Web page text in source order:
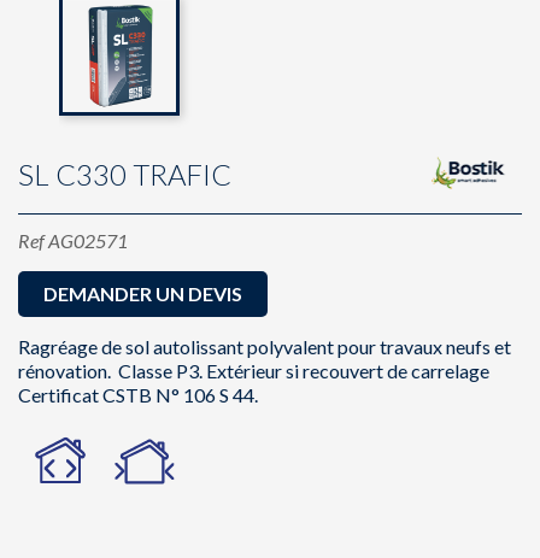
SL C330 TRAFIC
RefAG02571
DEMANDER UN DEVIS
Ragréage de sol autolissant polyvalent pour travaux neufs et
rénovation. Classe P3. Extérieur si recouvert de carrelage
Certificat CSTB N° 106 S 44.